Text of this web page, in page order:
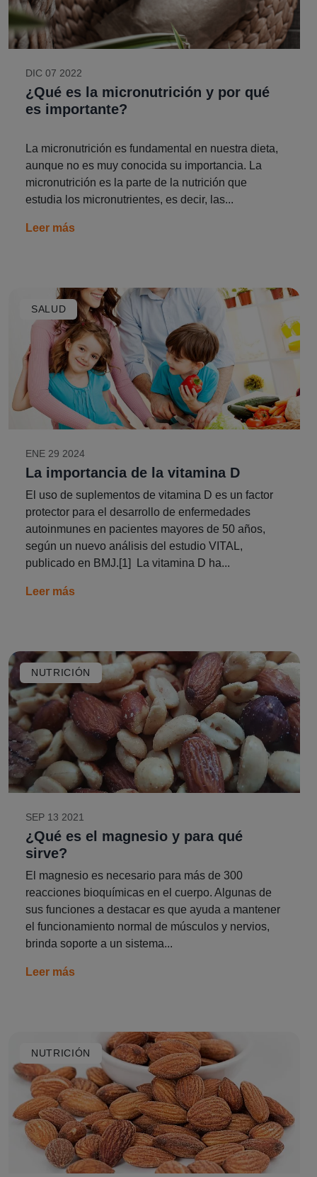
DIC 07 2022
¿Qué es la micronutrición y por qué
es importante?
La micronutrición es fundamental en nuestra dieta,
aunque no es muy conocida su importancia. La
micronutrición es la parte de la nutrición que
estudia los micronutrientes, es decir, las...
Leer más
SALUD
ENE 29 2024
La importancia de la vitamina D
El uso de suplementos de vitamina D es un factor
protector para el desarrollo de enfermedades
autoinmunes en pacientes mayores de 50 años,
según un nuevo análisis del estudio VITAL,
publicado en BMJ.[1] La vitamina D ha...
Leer más
NUTRICIÓN
SEP 13 2021
¿Qué es el magnesio y para qué
sirve?
El magnesio es necesario para más de 300
reacciones bioquímicas en el cuerpo. Algunas de
sus funciones a destacar es que ayuda a mantener
el funcionamiento normal de músculos y nervios,
brinda soporte a un sistema...
Leer más
NUTRICIÓN